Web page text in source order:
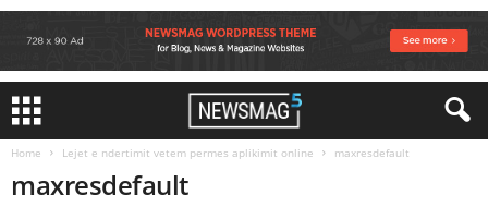
Home Lejet e ndertimit vetem permes aplikimit online maxresdefault
maxresdefault